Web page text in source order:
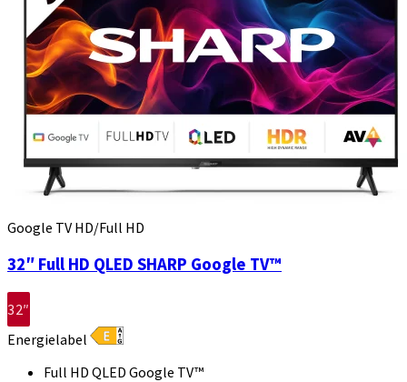
Google TV HD/Full HD
32″ Full HD QLED SHARP Google TV™
32″
Energielabel
Full HD QLED Google TV™